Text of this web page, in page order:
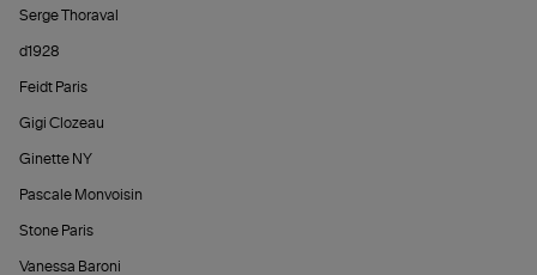
Serge Thoraval
d1928
Feidt Paris
Gigi Clozeau
Ginette NY
Pascale Monvoisin
Stone Paris
Vanessa Baroni